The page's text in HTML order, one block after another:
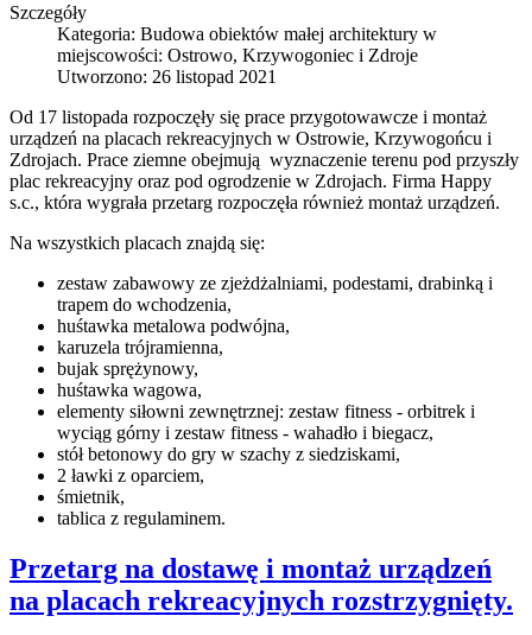
Szczegóły
Kategoria: Budowa obiektów małej architektury w
miejscowości: Ostrowo, Krzywogoniec i Zdroje
Utworzono: 26 listopad 2021
Od 17 listopada rozpoczęły się prace przygotowawcze i montaż
urządzeń na placach rekreacyjnych w Ostrowie, Krzywogońcu i
Zdrojach. Prace ziemne obejmują wyznaczenie terenu pod przyszły
plac rekreacyjny oraz pod ogrodzenie w Zdrojach. Firma Happy
s.c., która wygrała przetarg rozpoczęła również montaż urządzeń.
Na wszystkich placach znajdą się:
zestaw zabawowy ze zjeżdżalniami, podestami, drabinką i
trapem do wchodzenia,
huśtawka metalowa podwójna,
karuzela trójramienna,
bujak sprężynowy,
huśtawka wagowa,
elementy siłowni zewnętrznej: zestaw fitness - orbitrek i
wyciąg górny i zestaw fitness - wahadło i biegacz,
stół betonowy do gry w szachy z siedziskami,
2 ławki z oparciem,
śmietnik,
tablica z regulaminem.
Przetarg na dostawę i montaż urządzeń
na placach rekreacyjnych rozstrzygnięty.